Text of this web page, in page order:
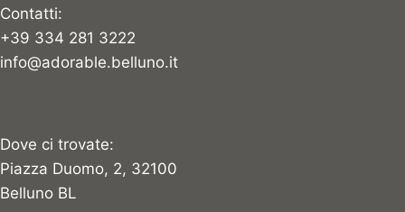
Contatti:
+39 334 281 3222
info@adorable.belluno.it
Dove ci trovate:
Piazza Duomo, 2, 32100
Belluno BL